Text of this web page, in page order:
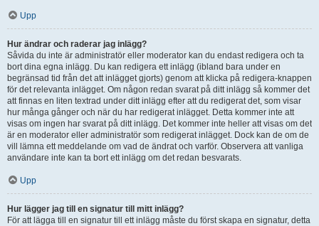
Upp
Hur ändrar och raderar jag inlägg?
Såvida du inte är administratör eller moderator kan du endast redigera och ta
bort dina egna inlägg. Du kan redigera ett inlägg (ibland bara under en
begränsad tid från det att inlägget gjorts) genom att klicka på redigera-knappen
för det relevanta inlägget. Om någon redan svarat på ditt inlägg så kommer det
att finnas en liten textrad under ditt inlägg efter att du redigerat det, som visar
hur många gånger och när du har redigerat inlägget. Detta kommer inte att
visas om ingen har svarat på ditt inlägg. Det kommer inte heller att visas om det
är en moderator eller administratör som redigerat inlägget. Dock kan de om de
vill lämna ett meddelande om vad de ändrat och varför. Observera att vanliga
användare inte kan ta bort ett inlägg om det redan besvarats.
Upp
Hur lägger jag till en signatur till mitt inlägg?
För att lägga till en signatur till ett inlägg måste du först skapa en signatur, detta